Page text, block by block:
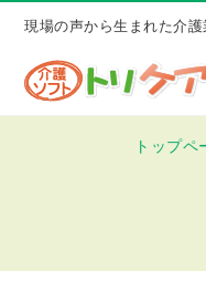
現場の声から生まれた介護
トップペ